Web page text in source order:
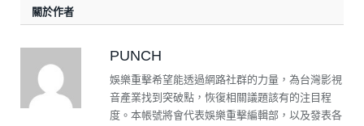
關於作者
PUNCH
娛樂重擊希望能透過網路社群的力量，為台灣影視
音產業找到突破點，恢復相關議題該有的注目程
度。本帳號將會代表娛樂重擊編輯部，以及發表各